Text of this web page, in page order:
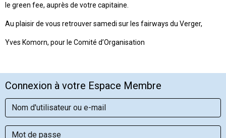
le green fee, auprès de votre capitaine.
Au plaisir de vous retrouver samedi sur les fairways du Verger,
Yves Komorn, pour le Comité d’Organisation
Connexion à votre Espace Membre